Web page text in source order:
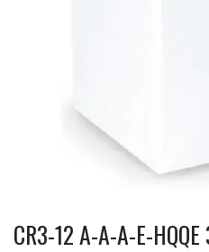
CR3-12 A-A-A-E-